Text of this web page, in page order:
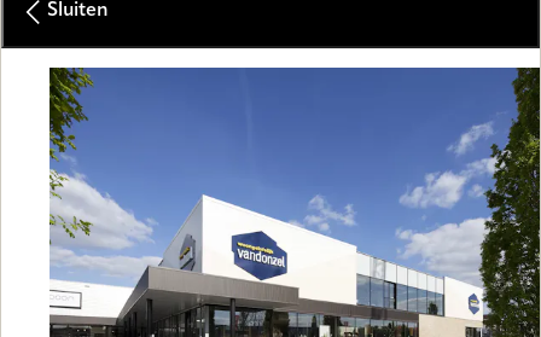
Sluiten